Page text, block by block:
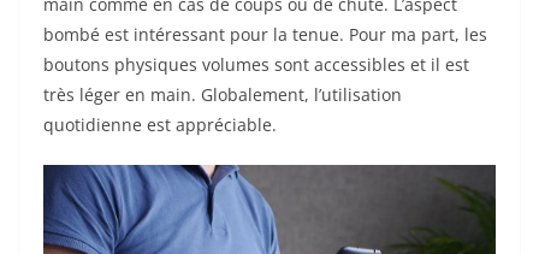
bombé est intéressant pour la tenue. Pour ma part, les
boutons physiques volumes sont accessibles et il est
très léger en main. Globalement, l’utilisation
quotidienne est appréciable.